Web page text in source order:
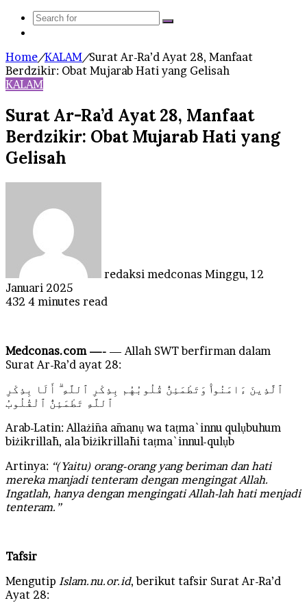
Search
Home/KALAM/Surat Ar-Ra’d Ayat 28, Manfaat
Berdzikir: Obat Mujarab Hati yang Gelisah
KALAM
Surat Ar-Ra’d Ayat 28, Manfaat
Berdzikir: Obat Mujarab Hati yang
Gelisah
redaksi medconas Minggu, 12
Januari 2025
432 4 minutes read
Medconas.com —- — Allah SWT berfirman dalam
Surat Ar-Ra’d ayat 28:
ٱلَّذِينَ ءَامَنُوا۟ وَتَطْمَئِنُّ قُلُوبُهُم بِذِكْرِ ٱللَّهِ ۗ أَلَا بِذِكْرِ
ٱللَّهِ تَطْمَئِنُّ ٱلْقُلُوبُ
Arab-Latin: Allażīna āmanụ wa taṭma`innu qulụbuhum
biżikrillāh, alā biżikrillāhi taṭma`innul-qulụb
Artinya: “(Yaitu) orang-orang yang beriman dan hati
mereka manjadi tenteram dengan mengingat Allah.
Ingatlah, hanya dengan mengingati Allah-lah hati menjadi
tenteram.”
Tafsir
Mengutip Islam.nu.or.id, berikut tafsir Surat Ar-Ra’d
Ayat 28: